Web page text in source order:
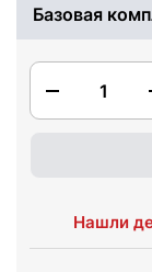
Базовая
1
Нашли